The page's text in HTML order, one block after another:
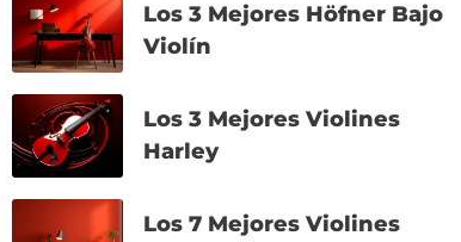
Los 3 Mejores Höfner Bajo
Violín
Los 3 Mejores Violines
Harley
Los 7 Mejores Violines